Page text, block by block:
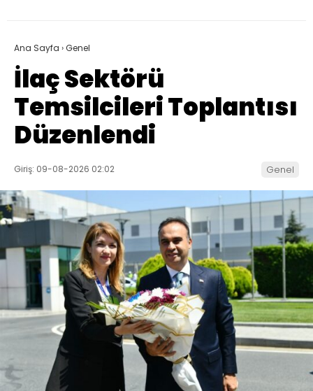
Ana Sayfa ›Genel
İlaç Sektörü
Temsilcileri Toplantısı
Düzenlendi
Giriş: 09-08-2026 02:02 Genel